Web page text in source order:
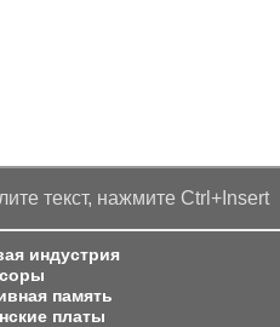
текст, нажмите Ctrl+Insert
индустрия
память
платы